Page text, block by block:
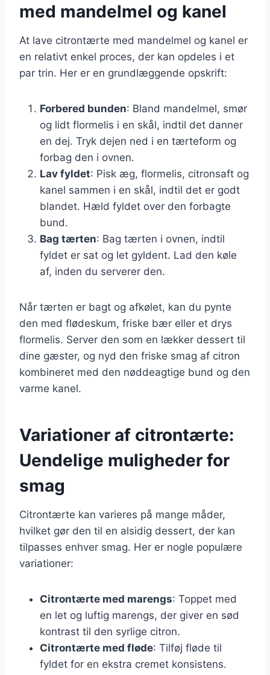
med mandelmel og kanel
At lave citrontærte med mandelmel og kanel er
en relativt enkel proces, der kan opdeles i et
par trin. Her er en grundlæggende opskrift:
Forbered bunden: Bland mandelmel, smør
og lidt flormelis i en skål, indtil det danner
en dej. Tryk dejen ned i en tærteform og
forbag den i ovnen.
Lav fyldet: Pisk æg, flormelis, citronsaft og
kanel sammen i en skål, indtil det er godt
blandet. Hæld fyldet over den forbagte
bund.
Bag tærten: Bag tærten i ovnen, indtil
fyldet er sat og let gyldent. Lad den køle
af, inden du serverer den.
Når tærten er bagt og afkølet, kan du pynte
den med flødeskum, friske bær eller et drys
flormelis. Server den som en lækker dessert til
dine gæster, og nyd den friske smag af citron
kombineret med den nøddeagtige bund og den
varme kanel.
Variationer af citrontærte:
Uendelige muligheder for
smag
Citrontærte kan varieres på mange måder,
hvilket gør den til en alsidig dessert, der kan
tilpasses enhver smag. Her er nogle populære
variationer:
Citrontærte med marengs: Toppet med
en let og luftig marengs, der giver en sød
kontrast til den syrlige citron.
Citrontærte med fløde: Tilføj fløde til
fyldet for en ekstra cremet konsistens.